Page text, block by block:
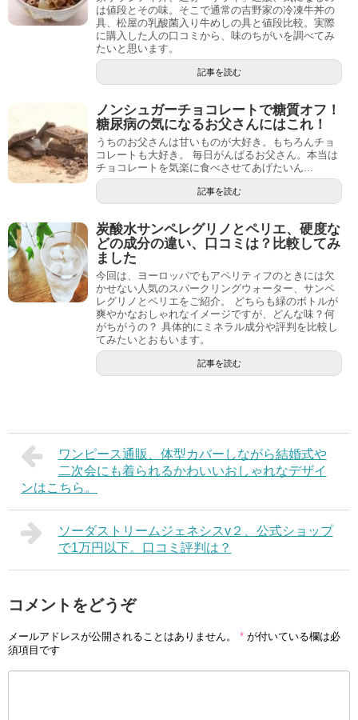
は値段とその味。そこで通常の吉野家の冷凍牛丼の
具、松屋の乳酸菌入り牛めしの具と値段比較。実際
に購入した人の口コミから、味のちがいを調べてみ
たいと思います。
記事を読む
ノンシュガーチョコレートで糖質オフ！
糖尿病の気になるお父さんにはこれ！
うちのお父さんは甘いものが大好き。もちろんチョ
コレートも大好き。 毎日がんばるお父さん。本当は
チョコレートを気楽に食べさせてあげたいん...
記事を読む
炭酸水サンペレグリノとペリエ、硬度な
どの成分の違い、口コミは？比較してみ
ました
今回は、ヨーロッパでもアペリティフのときには欠
かせない人気のスパークリングウォーター、サンペ
レグリノとペリエをご紹介。 どちらも緑のボトルが
爽やかなおしゃれなイメージですが、どんな味？何
がちがうの？ 具体的にミネラル成分や評判を比較し
てみたいとおもいます。
記事を読む
ワンピース通販、体型カバーしながら結婚式や
二次会にも着られるかわいいおしゃれなデザイ
ンはこちら。
ソーダストリームジェネシスv２、公式ショップ
で1万円以下。口コミ評判は？
コメントをどうぞ
メールアドレスが公開されることはありません。 * が付いている欄は必
須項目です